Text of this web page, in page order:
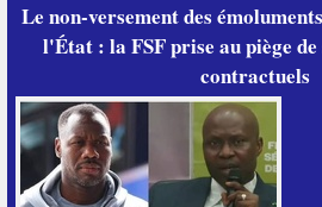
Le non-versement des
l'État : la FSF prise au piège de
contractuels